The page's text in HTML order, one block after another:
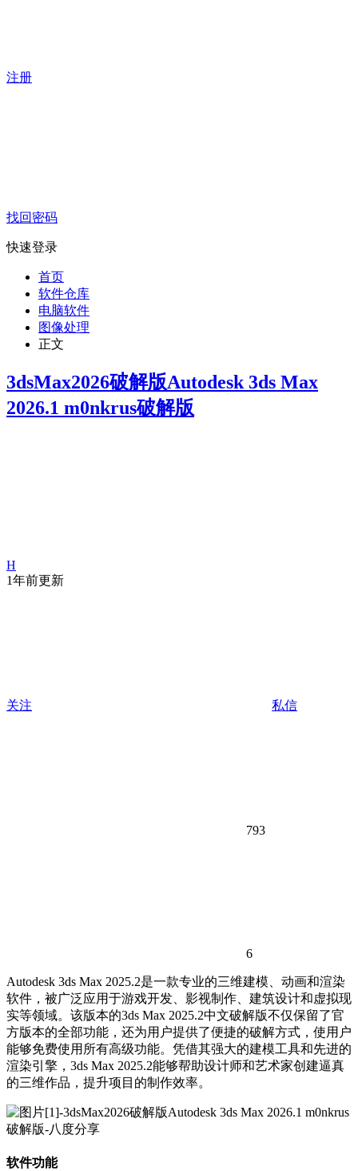
注册
找回密码
快速登录
首页
软件仓库
电脑软件
图像处理
正文
3dsMax2026破解版Autodesk 3ds Max
2026.1 m0nkrus破解版
H
1年前更新
关注 私信
793
6
Autodesk 3ds Max 2025.2是一款专业的三维建模、动画和渲染
软件，被广泛应用于游戏开发、影视制作、建筑设计和虚拟现
实等领域。该版本的3ds Max 2025.2中文破解版不仅保留了官
方版本的全部功能，还为用户提供了便捷的破解方式，使用户
能够免费使用所有高级功能。凭借其强大的建模工具和先进的
渲染引擎，3ds Max 2025.2能够帮助设计师和艺术家创建逼真
的三维作品，提升项目的制作效率。
软件功能